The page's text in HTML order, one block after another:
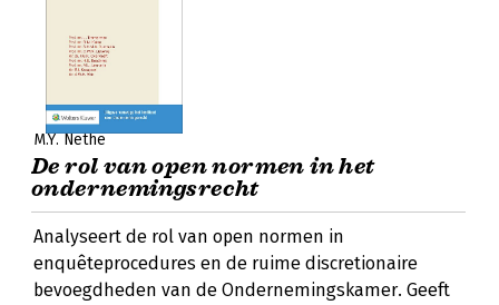
M.Y. Nethe
De rol van open normen in het
ondernemingsrecht
Analyseert de rol van open normen in
enquêteprocedures en de ruime discretionaire
bevoegdheden van de Ondernemingskamer. Geeft